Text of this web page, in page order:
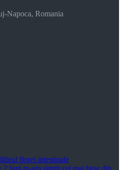
Napoca, Romania
florei intestinale